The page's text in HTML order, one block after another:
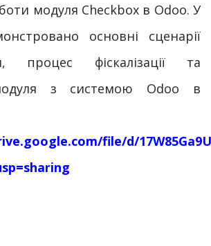
модуля Checkbox в Odoo. У
основні сценарії
процес фіскалізації та
з системою Odoo в
file/d/